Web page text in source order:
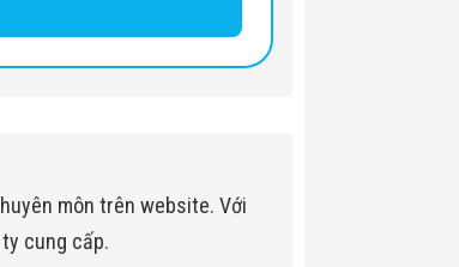
môn trên website. Với
cung cấp.